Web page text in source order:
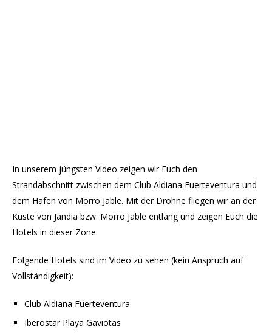
In unserem jüngsten Video zeigen wir Euch den
Strandabschnitt zwischen dem Club Aldiana Fuerteventura und
dem Hafen von Morro Jable. Mit der Drohne fliegen wir an der
Küste von Jandia bzw. Morro Jable entlang und zeigen Euch die
Hotels in dieser Zone.
Folgende Hotels sind im Video zu sehen (kein Anspruch auf
Vollständigkeit):
Club Aldiana Fuerteventura
Iberostar Playa Gaviotas